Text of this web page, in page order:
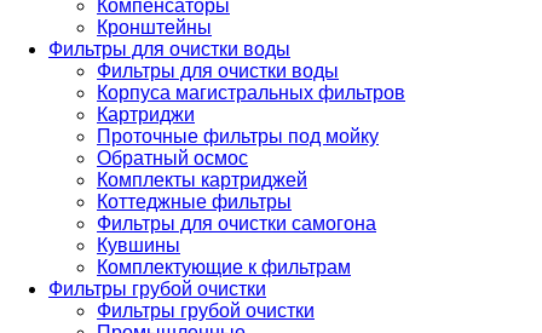
Компенсаторы
Кронштейны
Фильтры для очистки воды
Фильтры для очистки воды
Корпуса магистральных фильтров
Картриджи
Проточные фильтры под мойку
Обратный осмос
Комплекты картриджей
Коттеджные фильтры
Фильтры для очистки самогона
Кувшины
Комплектующие к фильтрам
Фильтры грубой очистки
Фильтры грубой очистки